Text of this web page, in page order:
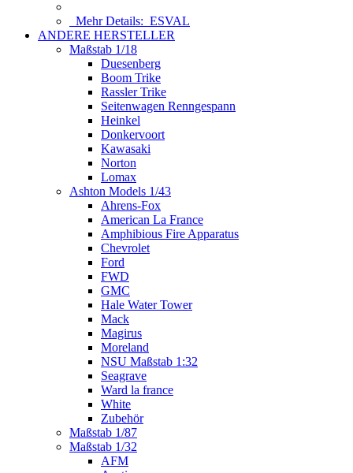
Mehr Details: ESVAL
ANDERE HERSTELLER
Maßstab 1/18
Duesenberg
Boom Trike
Rassler Trike
Seitenwagen Renngespann
Heinkel
Donkervoort
Kawasaki
Norton
Lomax
Ashton Models 1/43
Ahrens-Fox
American La France
Amphibious Fire Apparatus
Chevrolet
Ford
FWD
GMC
Hale Water Tower
Mack
Magirus
Moreland
NSU Maßstab 1:32
Seagrave
Ward la france
White
Zubehör
Maßstab 1/87
Maßstab 1/32
AFM